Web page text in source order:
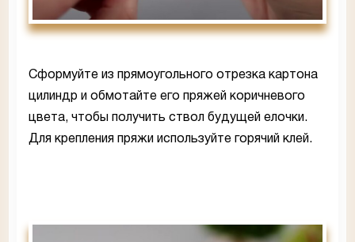
Сформуйте из прямоугольного отрезка картона
цилиндр и обмотайте его пряжей коричневого
цвета, чтобы получить ствол будущей елочки.
Для крепления пряжи используйте горячий клей.